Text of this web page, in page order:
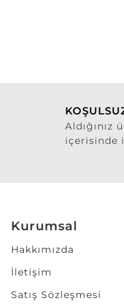
Aldığınız
içerisinde
Kurumsal
Hakkımızda
İletişim
Satış Sözleşmesi